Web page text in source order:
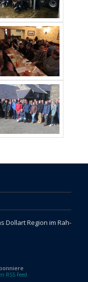
Dol­l­art Region im Rah­
RSS Feed